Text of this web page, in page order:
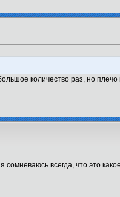
количество раз, но
сомневаюсь всегда, что это